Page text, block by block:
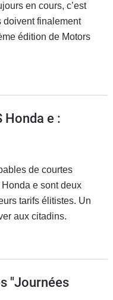
en cours, c’est
doivent finalement
édition de Motors
Honda e :
de courtes
e sont deux
tarifs élitistes. Un
aux citadins.
"Journées